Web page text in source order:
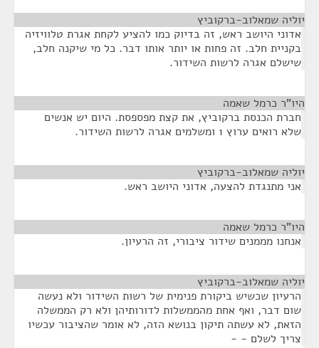
יוליה שמאלוב-ברקוביץ
אדוני היושב ראש, זה בדיוק כמו להציע לקחת אגרת טלוויזיה
בקניית חלב. זה פחות או יותר אותו דבר. כל מי שיקנה חלב,
שישלם אגרה לרשות השידור.
היו"ר כרמל שאמה
חברת הכנסת ברקוביץ, את קצת מפספסת. היום יש אנשים
שלא רואים ערוץ 1 ומשלמים אגרה לרשות השידור.
יוליה שמאלוב-ברקוביץ
אני מתנגדת להצעה, אדוני היושב ראש.
היו"ר כרמל שאמה
אנחנו מממנים שידור ציבורי, זה הרעיון.
יוליה שמאלוב-ברקוביץ
הרעיון שכשיש ביקורת פנימית של רשות השידור ולא נעשה
שום דבר, ואף אחת מהממשלות לדורותיהן ולא רק הממשלה
הזאת, לא עשתה תיקון בנושא הזה, לא אומר שהציבור עכשיו
צריך לשלם - -